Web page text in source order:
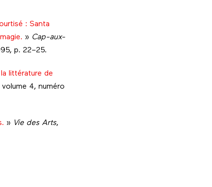
: Santa
» Cap-aux-
p. 22–25.
littérature de
volume 4, numéro
» Vie des Arts,